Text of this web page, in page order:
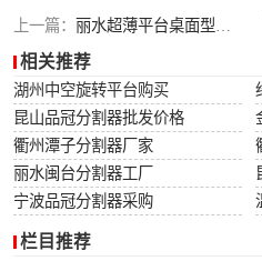
上一篇： 丽水超薄平台桌面型分割器生产厂家
相关推荐
湖州中空旋转平台购买
昆山品冠分割器批发价格
衢州潭子分割器厂家
丽水闽台分割器工厂
宁波品冠分割器采购
栏目推荐
法兰凸缘型DF系
列